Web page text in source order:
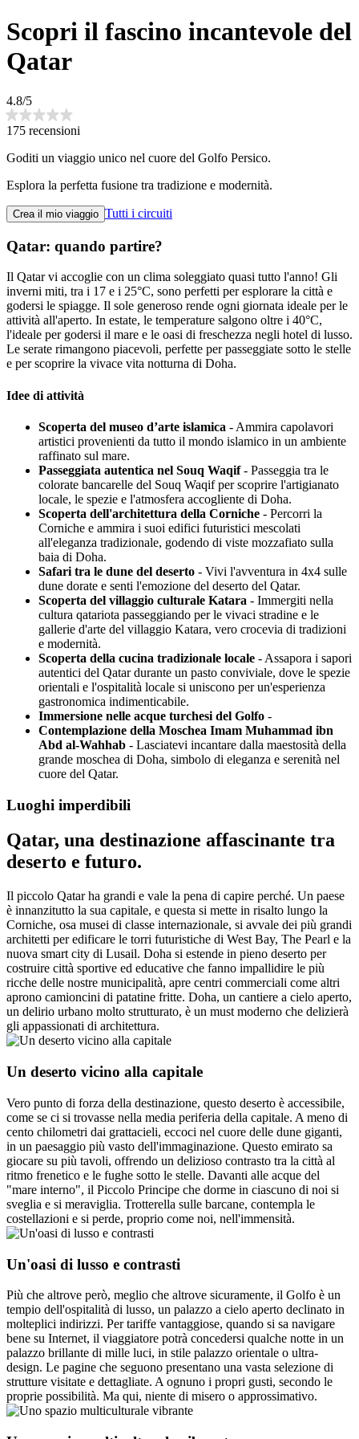
Scopri il fascino incantevole del
Qatar
4.8/5
175 recensioni
Goditi un viaggio unico nel cuore del Golfo Persico.
Esplora la perfetta fusione tra tradizione e modernità.
Crea il mio viaggio Tutti i circuiti
Qatar: quando partire?
Il Qatar vi accoglie con un clima soleggiato quasi tutto l'anno! Gli
inverni miti, tra i 17 e i 25°C, sono perfetti per esplorare la città e
godersi le spiagge. Il sole generoso rende ogni giornata ideale per le
attività all'aperto. In estate, le temperature salgono oltre i 40°C,
l'ideale per godersi il mare e le oasi di freschezza negli hotel di lusso.
Le serate rimangono piacevoli, perfette per passeggiate sotto le stelle
e per scoprire la vivace vita notturna di Doha.
Idee di attività
Scoperta del museo d’arte islamica - Ammira capolavori
artistici provenienti da tutto il mondo islamico in un ambiente
raffinato sul mare.
Passeggiata autentica nel Souq Waqif- Passeggia tra le
colorate bancarelle del Souq Waqif per scoprire l'artigianato
locale, le spezie e l'atmosfera accogliente di Doha.
Scoperta dell'architettura della Corniche - Percorri la
Corniche e ammira i suoi edifici futuristici mescolati
all'eleganza tradizionale, godendo di viste mozzafiato sulla
baia di Doha.
Safari tra le dune del deserto - Vivi l'avventura in 4x4 sulle
dune dorate e senti l'emozione del deserto del Qatar.
Scoperta del villaggio culturale Katara - Immergiti nella
cultura qatariota passeggiando per le vivaci stradine e le
gallerie d'arte del villaggio Katara, vero crocevia di tradizioni
e modernità.
Scoperta della cucina tradizionale locale - Assapora i sapori
autentici del Qatar durante un pasto conviviale, dove le spezie
orientali e l'ospitalità locale si uniscono per un'esperienza
gastronomica indimenticabile.
Immersione nelle acque turchesi del Golfo -
Contemplazione della Moschea Imam Muhammad ibn
Abd al-Wahhab - Lasciatevi incantare dalla maestosità della
grande moschea di Doha, simbolo di eleganza e serenità nel
cuore del Qatar.
Luoghi imperdibili
Qatar, una destinazione affascinante tra
deserto e futuro.
Il piccolo Qatar ha grandi e vale la pena di capire perché. Un paese
è innanzitutto la sua capitale, e questa si mette in risalto lungo la
Corniche, osa musei di classe internazionale, si avvale dei più grandi
architetti per edificare le torri futuristiche di West Bay, The Pearl e la
nuova smart city di Lusail. Doha si estende in pieno deserto per
costruire città sportive ed educative che fanno impallidire le più
ricche delle nostre municipalità, apre centri commerciali come altri
aprono camioncini di patatine fritte. Doha, un cantiere a cielo aperto,
un delirio urbano molto strutturato, è un must moderno che delizierà
gli appassionati di architettura.
Un deserto vicino alla capitale
Vero punto di forza della destinazione, questo deserto è accessibile,
come se ci si trovasse nella media periferia della capitale. A meno di
cento chilometri dai grattacieli, eccoci nel cuore delle dune giganti,
in un paesaggio più vasto dell'immaginazione. Questo emirato sa
giocare su più tavoli, offrendo un delizioso contrasto tra la città al
ritmo frenetico e le fughe sotto le stelle. Davanti alle acque del
"mare interno", il Piccolo Principe che dorme in ciascuno di noi si
sveglia e si meraviglia. Trotterella sulle barcane, contempla le
costellazioni e si perde, proprio come noi, nell'immensità.
Un'oasi di lusso e contrasti
Più che altrove però, meglio che altrove sicuramente, il Golfo è un
tempio dell'ospitalità di lusso, un palazzo a cielo aperto declinato in
molteplici indirizzi. Per tariffe vantaggiose, quando si sa navigare
bene su Internet, il viaggiatore potrà concedersi qualche notte in un
palazzo brillante di mille luci, in stile palazzo orientale o ultra-
design. Le pagine che seguono presentano una vasta selezione di
strutture visitate e dettagliate. A ognuno i propri gusti, secondo le
proprie possibilità. Ma qui, niente di misero o approssimativo.